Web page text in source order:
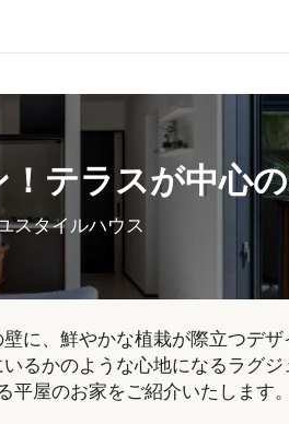
テラスが中心
スタイルハウス
に、鮮やかな植栽が際立つデザ
るかのような心地になるラグジ
平屋のお家をご紹介いたします。